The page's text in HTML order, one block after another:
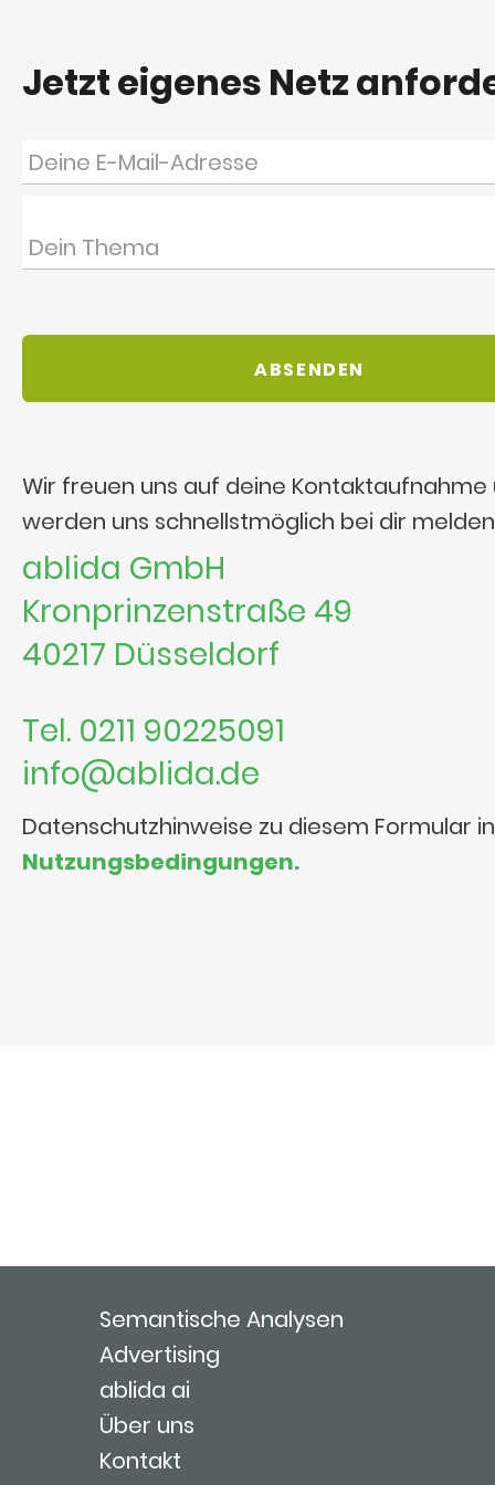
Jetzt eigenes Netz
Wir freuen uns auf deine Kontaktaufnahme
werden uns schnellstmöglich bei dir
ablida GmbH
Kronprinzenstraße 49
40217 Düsseldorf
Tel. 0211 90225091
info@ablida.de
Datenschutzhinweise zu diesem Formular
Nutzungsbedingungen.
Semantische Analysen
Advertising
ablida ai
Über uns
Kontakt